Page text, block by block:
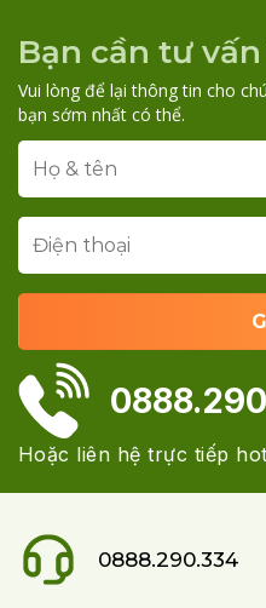
Bạn cần tư vấn
Vui lòng để lại thông tin cho
bạn sớm nhất có thể.
Hoặc liên hệ trực tiếp
0888.290.334